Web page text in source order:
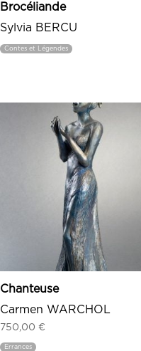
Brocéliande
Sylvia BERCU
Contes et Légendes
Chanteuse
Carmen WARCHOL
750,00€
Errances